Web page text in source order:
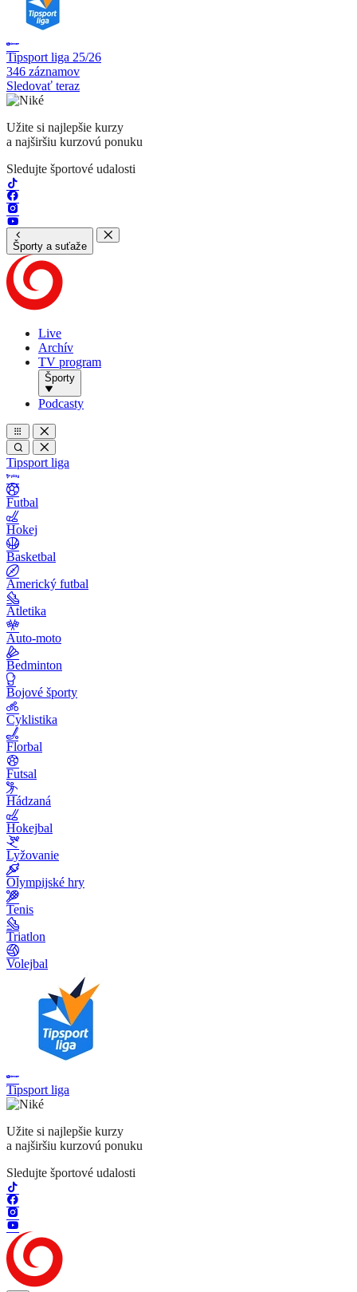
Tipsport liga 25/26
346 záznamov
Sledovať teraz
Užite si najlepšie kurzy
a najširšiu kurzovú ponuku
Sledujte športové udalosti
Športy a suťaže
Live
Archív
TV program
Športy
Podcasty
Tipsport liga
Futbal
Hokej
Basketbal
Americký futbal
Atletika
Auto-moto
Bedminton
Bojové športy
Cyklistika
Florbal
Futsal
Hádzaná
Hokejbal
Lyžovanie
Olympijské hry
Tenis
Triatlon
Volejbal
Tipsport liga
Užite si najlepšie kurzy
a najširšiu kurzovú ponuku
Sledujte športové udalosti